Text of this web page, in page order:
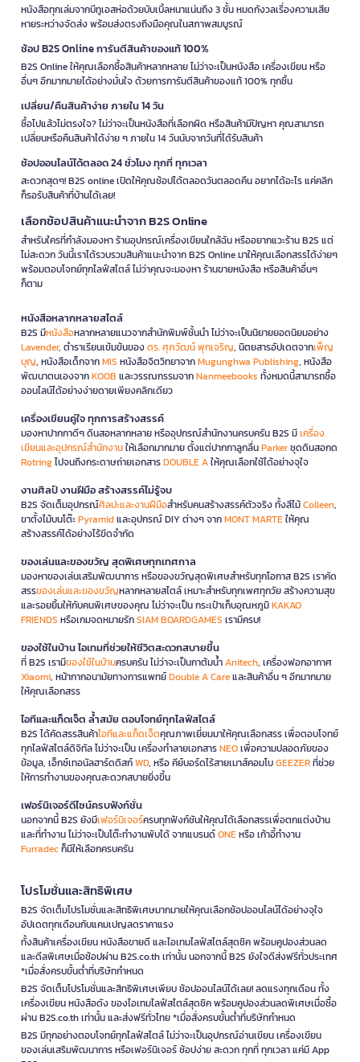
หนังสือทุกเล่มจากบีทูเอสห่อด้วยบับเบิ้ลหนาแน่นถึง 3 ชั้น หมดกังวลเรื่องความเสีย
หายระหว่างจัดส่ง พร้อมส่งตรงถึงมือคุณในสภาพสมบูรณ์
ช้อป B2S Online การันตีสินค้าของแท้ 100%
B2S Online ให้คุณเลือกซื้อสินค้าหลากหลาย ไม่ว่าจะเป็นหนังสือ เครื่องเขียน หรือ
อื่นๆ อีกมากมายได้อย่างมั่นใจ ด้วยการการันตีสินค้าของแท้ 100% ทุกชิ้น
เปลี่ยน/คืนสินค้าง่าย ภายใน 14 วัน
ซื้อไปแล้วไม่ตรงใจ? ไม่ว่าจะเป็นหนังสือที่เลือกผิด หรือสินค้ามีปัญหา คุณสามารถ
เปลี่ยนหรือคืนสินค้าได้ง่าย ๆ ภายใน 14 วันนับจากวันที่ได้รับสินค้า
ช้อปออนไลน์ได้ตลอด 24 ชั่วโมง ทุกที่ ทุกเวลา
สะดวกสุดๆ! B2S online เปิดให้คุณช้อปได้ตลอดวันตลอดคืน อยากได้อะไร แค่คลิก
ก็รอรับสินค้าที่บ้านได้เลย!
เลือกช้อปสินค้าแนะนำจาก B2S Online
สำหรับใครที่กำลังมองหา ร้านอุปกรณ์เครื่องเขียนใกล้ฉัน หรืออยากแวะร้าน B2S แต่
ไม่สะดวก วันนี้เราได้รวบรวมสินค้าแนะนำจาก B2S Online มาให้คุณเลือกสรรได้ง่ายๆ
พร้อมตอบโจทย์ทุกไลฟ์สไตล์ ไม่ว่าคุณจะมองหา ร้านขายหนังสือ หรือสินค้าอื่นๆ
ก็ตาม
หนังสือหลากหลายสไตล์
B2S มีหนังสือหลากหลายแนวจากสำนักพิมพ์ชั้นนำ ไม่ว่าจะเป็นนิยายยอดนิยมอย่าง
Lavender, ตำราเรียนเข้มข้นของดร. ศุภวัฒน์ พุกเจริญ, นิตยสารอัปเดตจากเพ็ญ
บุญ, หนังสือเด็กจากMIS หนังสือจิตวิทยาจากMugunghwa Publishing, หนังสือ
พัฒนาตนเองจากKOOB และวรรณกรรมจากNanmeebooks ทั้งหมดนี้สามารถซื้อ
ออนไลน์ได้อย่างง่ายดายเพียงคลิกเดียว
เครื่องเขียนคู่ใจ ทุกการสร้างสรรค์
มองหาปากกาดีๆ ดินสอหลากหลาย หรืออุปกรณ์สำนักงานครบครัน B2S มีเครื่อง
เขียนและอุปกรณ์สำนักงานให้เลือกมากมาย ตั้งแต่ปากกาลูกลื่นParkerชุดดินสอกด
Rotringไปจนถึงกระดาษถ่ายเอกสารDOUBLE Aให้คุณเลือกใช้ได้อย่างจุใจ
งานศิลป์ งานฝีมือ สร้างสรรค์ไม่รู้จบ
B2S จัดเต็มอุปกรณ์ศิลปะและงานฝีมือสำหรับคนสร้างสรรค์ตัวจริง ทั้งสีไม้Colleen,
ขาตั้งไม้บนโต๊ะPyramidและอุปกรณ์ DIY ต่างๆ จากMONT MARTEให้คุณ
สร้างสรรค์ได้อย่างไร้ขีดจำกัด
ของเล่นและของขวัญ สุดพิเศษทุกเทศกาล
มองหาของเล่นเสริมพัฒนาการ หรือของขวัญสุดพิเศษสำหรับทุกโอกาส B2S เราคัด
สรรของเล่นและของขวัญหลากหลายสไตล์ เหมาะสำหรับทุกเพศทุกวัย สร้างความสุข
และรอยยิ้มให้กับคนพิเศษของคุณ ไม่ว่าจะเป็น กระเป๋าเก็บอุณหภูมิKAKAO
FRIENDS หรือเกมจดหมายรักSIAM BOARDGAMES เรามีครบ!
ของใช้ในบ้าน ไอเทมที่ช่วยให้ชีวิตสะดวกสบายขึ้น
ที่ B2S เรามีของใช้ในบ้านครบครัน ไม่ว่าจะเป็นกาต้มน้ำAnitech, เครื่องฟอกอากาศ
Xiaomi, หน้ากากอนามัยทางการแพทย์Double A Careและสินค้าอื่น ๆ อีกมากมาย
ให้คุณเลือกสรร
ไอทีและแก็ดเจ็ต ล้ำสมัย ตอบโจทย์ทุกไลฟ์สไตล์
B2S ได้คัดสรรสินค้าไอทีและแก็ดเจ็ตคุณภาพเยี่ยมมาให้คุณเลือกสรร เพื่อตอบโจทย์
ทุกไลฟ์สไตล์ดิจิทัล ไม่ว่าจะเป็น เครื่องทำลายเอกสารNEOเพื่อความปลอดภัยของ
ข้อมูล, เอ็กซ์เทอนัลฮาร์ดดิสก์WD, หรือ คีย์บอร์ดไร้สายเมาส์คอมโบGEEZERที่ช่วย
ให้การทำงานของคุณสะดวกสบายยิ่งขึ้น
เฟอร์นิเจอร์ดีไซน์ครบฟังก์ชั่น
นอกจากนี้ B2S ยังมีเฟอร์นิเจอร์ครบทุกฟังก์ชันให้คุณได้เลือกสรรเพื่อตกแต่งบ้าน
และที่ทำงาน ไม่ว่าจะเป็นโต๊ะทำงานพับได้ จากแบรนด์ONEหรือ เก้าอี้ทำงาน
Furradecก็มีให้เลือกครบครัน
โปรโมชั่นและสิทธิพิเศษ
B2S จัดเต็มโปรโมชั่นและสิทธิพิเศษมากมายให้คุณเลือกช้อปออนไลน์ได้อย่างจุใจ
อัปเดตทุกเดือนกับแคมเปญลดราคาแรง
ทั้งสินค้าเครื่องเขียน หนังสือขายดี และไอเทมไลฟ์สไตล์สุดชิค พร้อมคูปองส่วนลด
และดีลพิเศษเมื่อช้อปผ่าน B2S.co.th เท่านั้น นอกจากนี้ B2S ยังใจดีส่งฟรีทั่วประเทศ
*เมื่อสั่งครบขั้นต่ำที่บริษัทกำหนด
B2S จัดเต็มโปรโมชั่นและสิทธิพิเศษเพียบ ช้อปออนไลน์ได้เลย! ลดแรงทุกเดือน ทั้ง
เครื่องเขียน หนังสือดัง ของไอเทมไลฟ์สไตล์สุดชิค พร้อมคูปองส่วนลดพิเศษเมื่อซื้อ
ผ่าน B2S.co.th เท่านั้น และส่งฟรีทั่วไทย *เมื่อสั่งครบขั้นต่ำที่บริษัทกำหนด
B2S มีทุกอย่างตอบโจทย์ทุกไลฟ์สไตล์ ไม่ว่าจะเป็นอุปกรณ์อ่านเขียน เครื่องเขียน
ของเล่นเสริมพัฒนาการ หรือเฟอร์นิเจอร์ ช้อปง่าย สะดวก ทุกที่ ทุกเวลา แค่มี App